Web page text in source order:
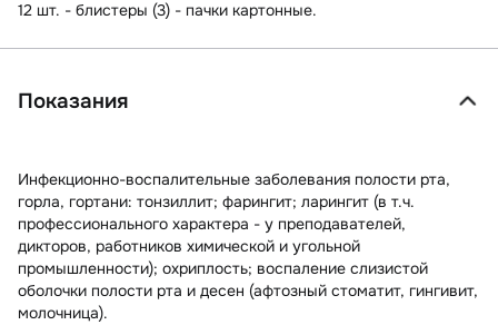
12 шт. - блистеры (3) - пачки картонные.
Показания
Инфекционно-воспалительные заболевания полости рта,
горла, гортани: тонзиллит; фарингит; ларингит (в т.ч.
профессионального характера - у преподавателей,
дикторов, работников химической и угольной
промышленности); охриплость; воспаление слизистой
оболочки полости рта и десен (афтозный стоматит, гингивит,
молочница).